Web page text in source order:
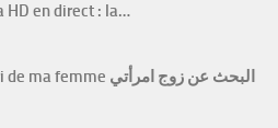
HD en direct : la…
A la recherche du mari de ma femme البحث عن زوج امرأتي